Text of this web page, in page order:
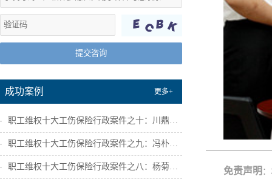
提交咨询
成功案例 更多+
职工维权十大工伤保险行政案件之十：川鼎瑞...
职工维权十大工伤保险行政案件之九：冯朴诉...
职工维权十大工伤保险行政案件之八：杨菊芳... 免责声明